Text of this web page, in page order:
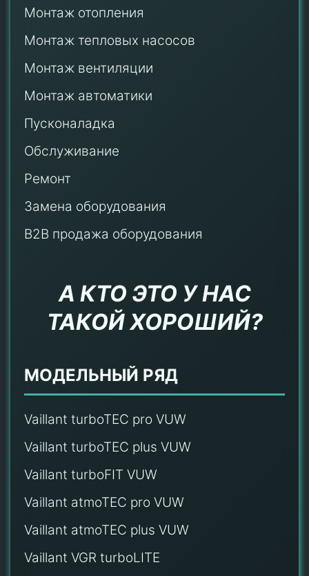
Монтаж отопления
Монтаж тепловых насосов
Монтаж вентиляции
Монтаж автоматики
Пусконаладка
Обслуживание
Ремонт
Замена оборудования
B2B продажа оборудования
А КТО ЭТО У НАС
ТАКОЙ ХОРОШИЙ?
МОДЕЛЬНЫЙ РЯД
Vaillant turboTEC pro VUW
Vaillant turboTEC plus VUW
Vaillant turboFIT VUW
Vaillant atmoTEC pro VUW
Vaillant atmoTEC plus VUW
Vaillant VGR turboLITE